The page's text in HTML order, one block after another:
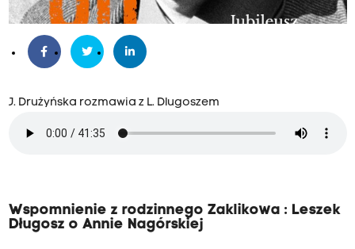
J. Drużyńska rozmawia z L. Dlugoszem
Wspomnienie z rodzinnego Zaklikowa : Leszek
Długosz o Annie Nagórskiej